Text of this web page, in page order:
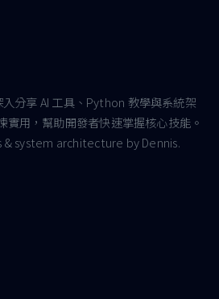
分享 AI 工具、Python 教學與系統架
實用，幫助開發者快速掌握核心技能。
system architecture by Dennis.